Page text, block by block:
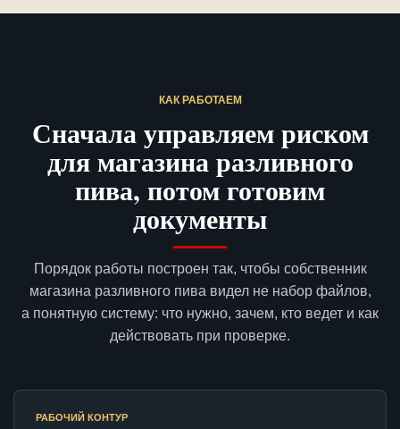
КАК РАБОТАЕМ
Сначала управляем риском
для магазина разливного
пива, потом готовим
документы
Порядок работы построен так, чтобы собственник
магазина разливного пива видел не набор файлов,
а понятную систему: что нужно, зачем, кто ведет и как
действовать при проверке.
РАБОЧИЙ КОНТУР